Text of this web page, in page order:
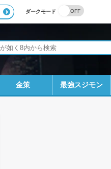
ダークモード
金策 最強スジモン